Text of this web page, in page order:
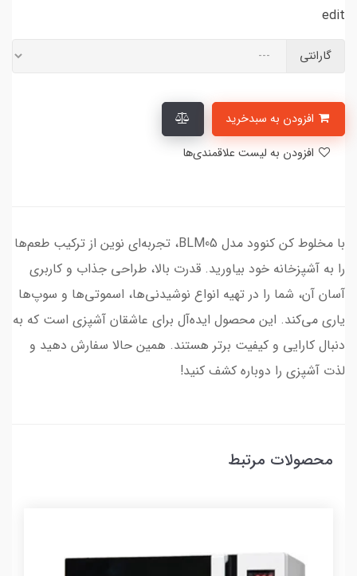
edit
گارانتی
با مخلوط کن کنوود مدل BLM05، تجربه‌ای نوین از ترکیب طعم‌ها
را به آشپزخانه خود بیاورید. قدرت بالا، طراحی جذاب و کاربری
آسان آن، شما را در تهیه انواع نوشیدنی‌ها، اسموتی‌ها و سوپ‌ها
یاری می‌کند. این محصول ایده‌آل برای عاشقان آشپزی است که به
دنبال کارایی و کیفیت برتر هستند. همین حالا سفارش دهید و
لذت آشپزی را دوباره کشف کنید!
محصولات مرتبط